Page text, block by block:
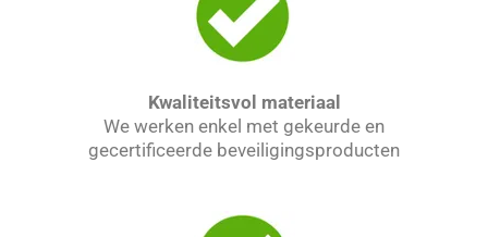
Kwaliteitsvol materiaal
We werken enkel met gekeurde en
gecertificeerde beveiligingsproducten